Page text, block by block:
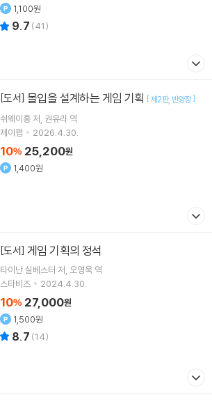
1,100원
9.7 (41)
[도서] 몰입을 설계하는 게임 기획 [제2판 반양장]
쉬웨이훙저 권유라 역
제이펍
2026.4.30.
10% 25,200원
1,400원
[도서] 게임 기획의 정석
타이난 실베스터 저 오영욱 역
스타비즈
2024.4.30.
10% 27,000원
1,500원
8.7 (14)